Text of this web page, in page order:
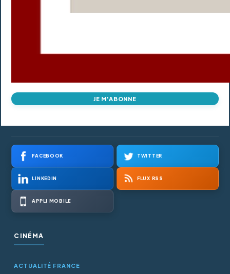
JE M'ABONNE
FACEBOOK TWITTER
LINKEDIN FLUX RSS
APPLI MOBILE
CINÉMA
ACTUALITÉ FRANCE